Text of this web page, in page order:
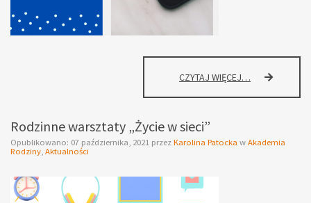
CZYTAJ WIĘCEJ… „JAK
WARSZTATY
Rodzinne warsztaty „Życie w sieci”
Opublikowano: 07 października, 2021 przez Karolina Patocka w Akademia
Rodziny Aktualności